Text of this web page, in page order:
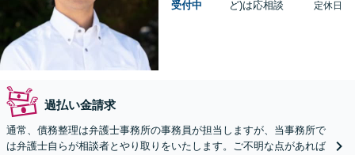
受付中
ど)は応相談
定休日
過払い金請求
通常、債務整理は弁護士事務所の事務員が担当しますが、当事務所で
は弁護士自らが相談者とやり取りをいたします。ご不明な点があれば